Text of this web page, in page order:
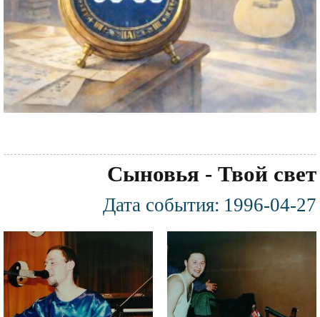
Сыновья - Твой свет
Дата события: 1996-04-27
Файл
изображения
Файл
изображения